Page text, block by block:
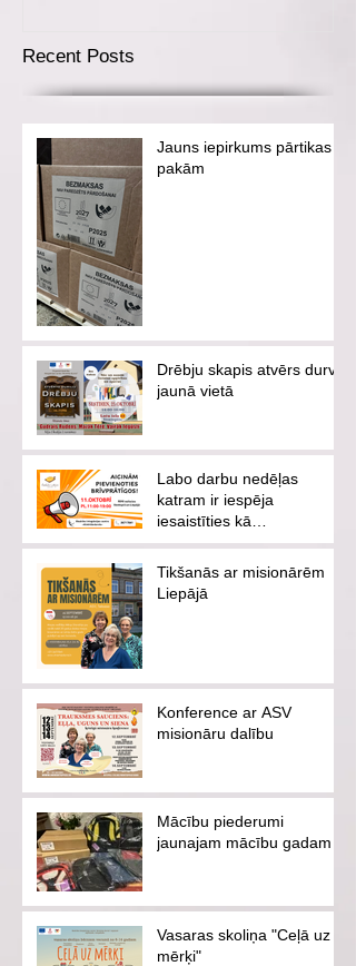
Recent Posts
Jauns iepirkums pārtikas
pakām
Drēbju skapis atvērs durvis
jaunā vietā
Labo darbu nedēļas
katram ir iespēja
iesaistīties kā
brīvprātīgajam vai
ziedotājam
Tikšanās ar misionārēm
Liepājā
Konference ar ASV
misionāru dalību
Mācību piederumi
jaunajam mācību gadam
Vasaras skoliņa "Ceļā uz
mērķi"